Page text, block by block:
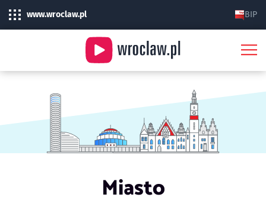
www.wroclaw.pl BIP
Miasto